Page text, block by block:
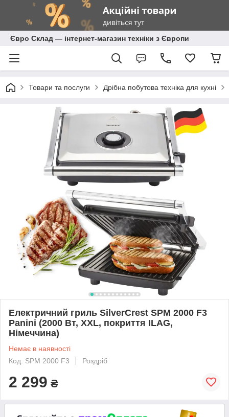
Євро Склад — інтернет-магазин техніки з Європи
Товари та послуги Дрібна побутова техніка для кухні
Електричний гриль SilverCrest SPM 2000 F3
Panini (2000 Вт, XXL, покриття ILAG,
Німеччина)
Немає в наявності
Код: SPM 2000 F3
Роздріб
2 299 ₴